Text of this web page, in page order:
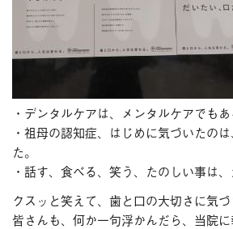
・デンタルケアは、メンタルケアでもあ
・祖母の認知症、はじめに気づいたの
た。
・話す、食べる、笑う、たのしい事は、
クスッと笑えて、歯と口の大切さに気づ
皆さんも、何か一句浮かんだら、当院に